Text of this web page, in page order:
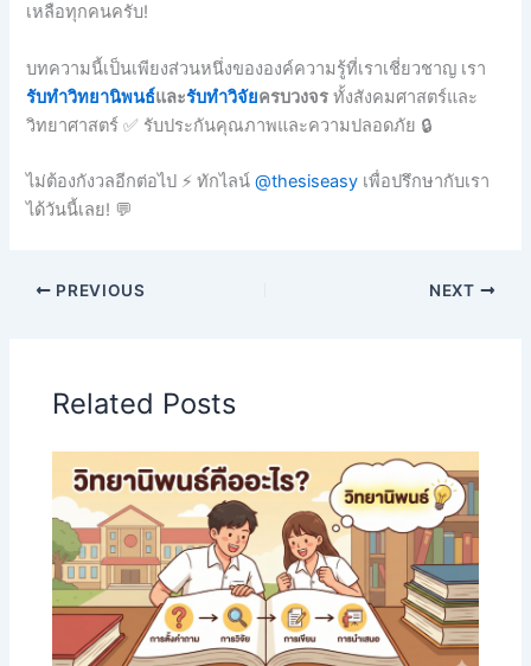
เหลือทุกคนครับ!
บทความนี้เป็นเพียงส่วนหนึ่งขององค์ความรู้ที่เราเชี่ยวชาญ เรา
รับทำวิทยานิพนธ์และรับทำวิจัยครบวงจร ทั้งสังคมศาสตร์และ
วิทยาศาสตร์ ✅ รับประกันคุณภาพและความปลอดภัย 🔒
ไม่ต้องกังวลอีกต่อไป ⚡ ทักไลน์@thesiseasy เพื่อปรึกษากับเรา
ได้วันนี้เลย! 💬
PREVIOUS NEXT
Related Posts